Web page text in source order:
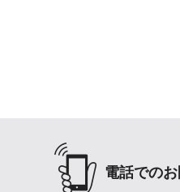
電話での